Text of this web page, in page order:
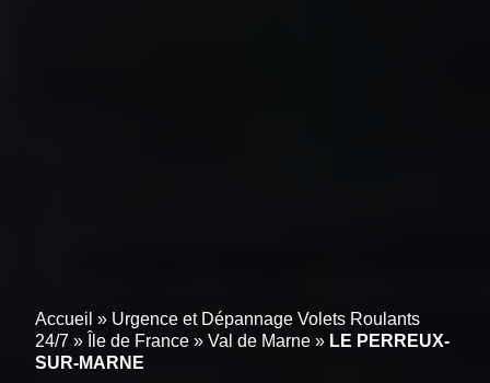
Accueil » Urgence et Dépannage Volets Roulants
24/7 » Île de France » Val de Marne » LE PERREUX-
SUR-MARNE